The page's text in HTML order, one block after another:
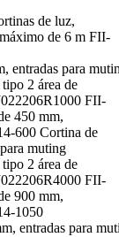
de luz,
de 6 m FII-
entradas para
2 área de
FII-
450 mm,
600 Cortina de
muting
2 área de
FII-
900 mm,
1050
entradas para